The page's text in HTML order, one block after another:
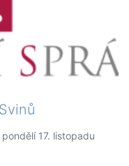
17. listopadu